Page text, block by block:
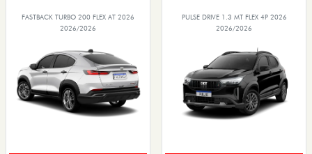
FASTBACK TURBO 200 FLEX AT 2026
2026/2026
PULSE DRIVE 1.3 MT FLEX 4P 2026
2026/2026